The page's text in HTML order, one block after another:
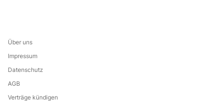
Über uns
Impressum
Datenschutz
AGB
Verträge kündigen